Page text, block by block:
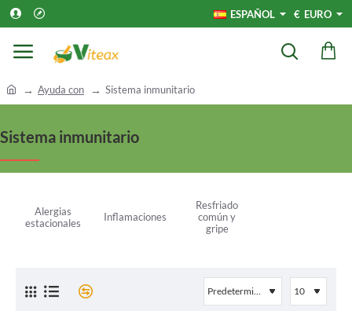
ESPAÑOL € EURO
o
e
Ayuda con Sistema inmunitario
Sistema inmunitario
Alergias
estacionales
Inflamaciones
Resfriado
común y
gripe